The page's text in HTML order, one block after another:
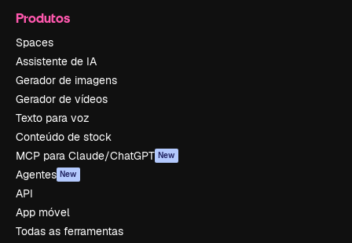
Produtos
Spaces
Assistente de IA
Gerador de imagens
Gerador de vídeos
Texto para voz
Conteúdo de stock
MCP para Claude/ChatGPT New
Agentes New
API
App móvel
Todas as ferramentas